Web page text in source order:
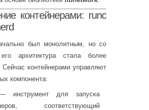
контейнерами: runc
был монолитным, но со
архитектура стала более
контейнерами управляют
компонента:
инструмент для запуска
соответствующий